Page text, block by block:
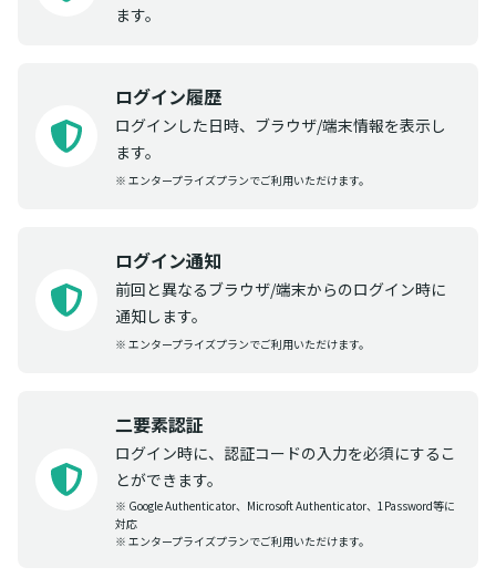
ます。
ログイン履歴
ログインした日時、ブラウザ/端末情報を表示し
ます。
※ エンタープライズプランでご利用いただけます。
ログイン通知
前回と異なるブラウザ/端末からのログイン時に
通知します。
※ エンタープライズプランでご利用いただけます。
二要素認証
ログイン時に、認証コードの入力を必須にするこ
とができます。
※ Google Authenticator、Microsoft Authenticator、1Password等に
対応
※ エンタープライズプランでご利用いただけます。